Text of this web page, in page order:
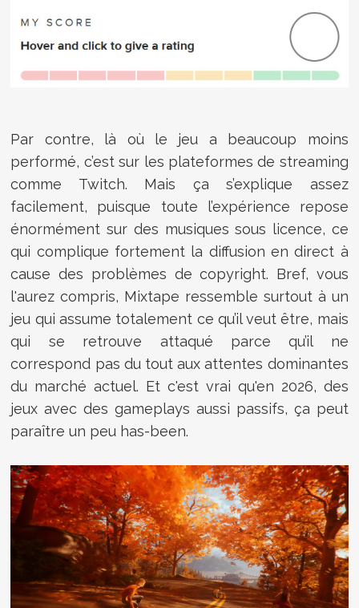
Par contre, là où le jeu a beaucoup moins
performé, c’est sur les plateformes de streaming
comme Twitch. Mais ça s’explique assez
facilement, puisque toute l’expérience repose
énormément sur des musiques sous licence, ce
qui complique fortement la diffusion en direct à
cause des problèmes de copyright. Bref, vous
l'aurez compris, Mixtape ressemble surtout à un
jeu qui assume totalement ce qu’il veut être, mais
qui se retrouve attaqué parce qu’il ne
correspond pas du tout aux attentes dominantes
du marché actuel. Et c'est vrai qu'en 2026, des
jeux avec des gameplays aussi passifs, ça peut
paraître un peu has-been.